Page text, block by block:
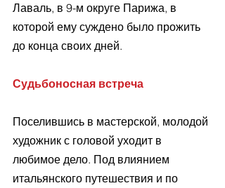
Лаваль, в 9-м округе Парижа, в
которой ему суждено было прожить
до конца своих дней.
Судьбоносная встреча
Поселившись в мастерской, молодой
художник с головой уходит в
любимое дело. Под влиянием
итальянского путешествия и по